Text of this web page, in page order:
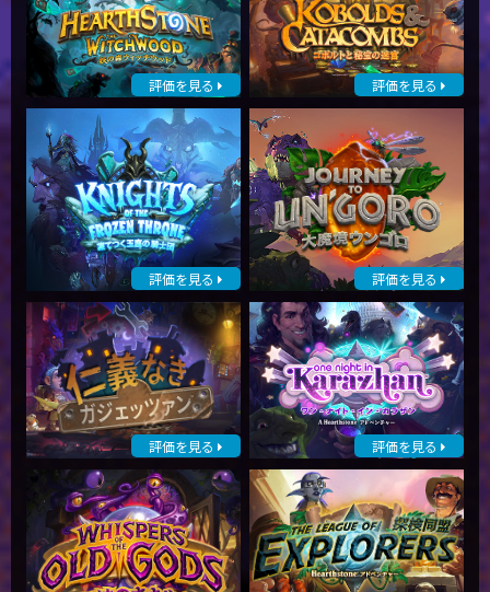
評価を見る 評価を見る
評価を見る 評価を見る
評価を見る 評価を見る